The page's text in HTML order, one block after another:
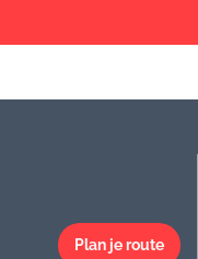
Plan je route